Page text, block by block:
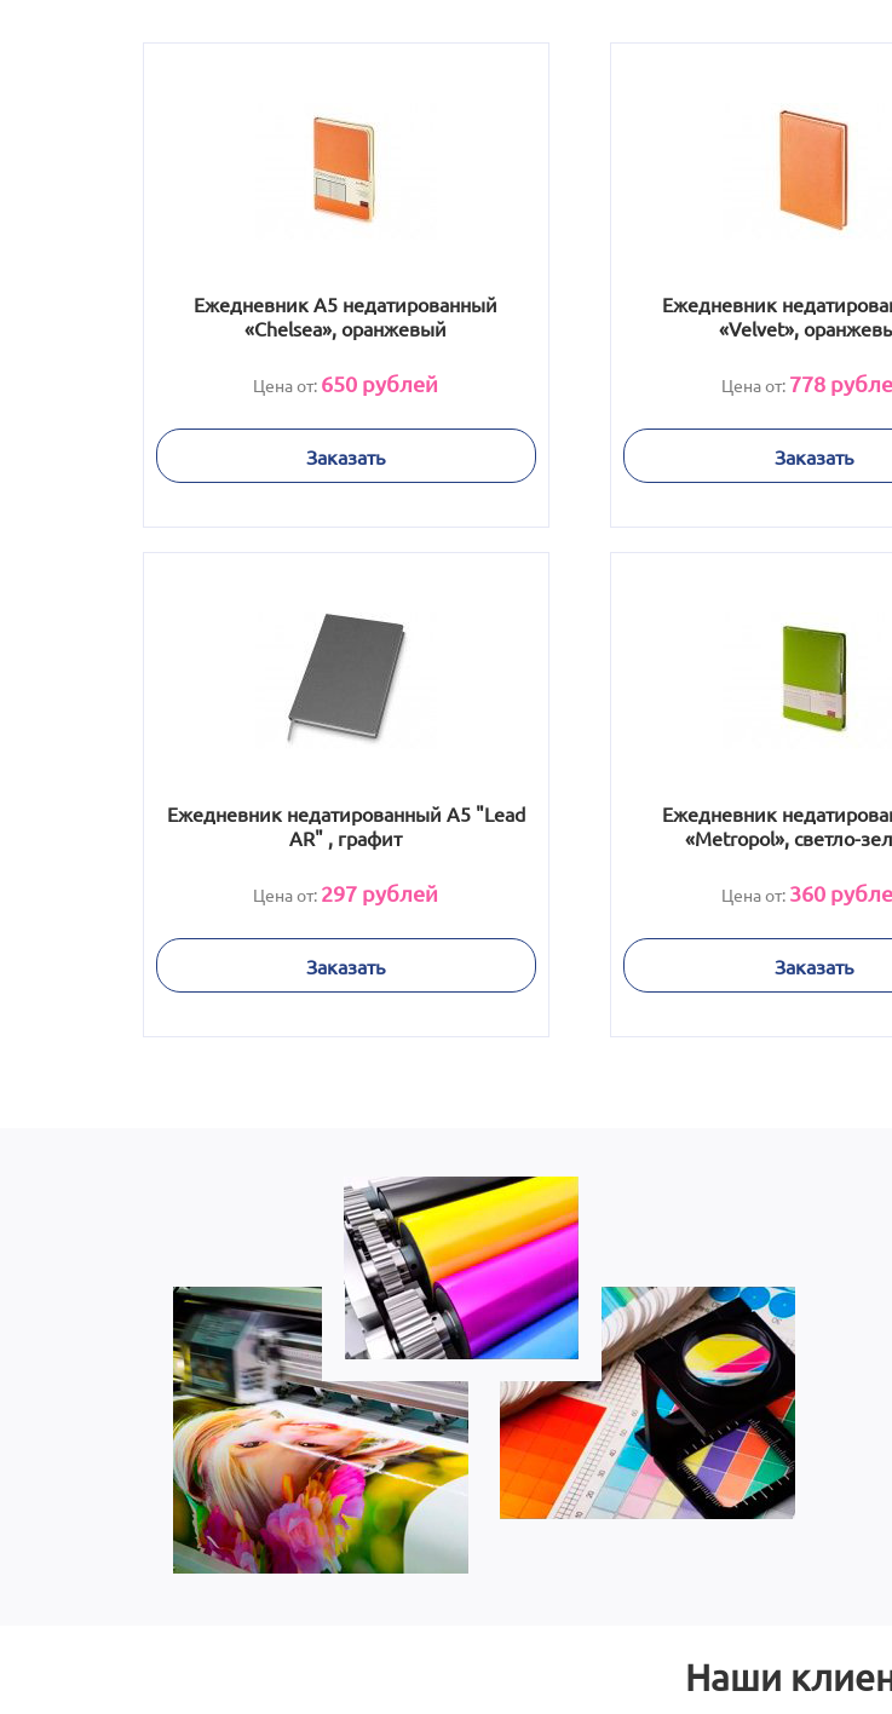
Ежедневник А5 недатированный
«Chelsea», оранжевый
Цена от: 650 рублей
Заказать
Ежедневник
«Velvet»,
Цена от: 778
Заказать
Ежедневник недатированный А5 "Lead
AR" , графит
Цена от: 297 рублей
Заказать
Ежедневник
«Metropol», светло-
Цена от: 360
Заказать
Наши